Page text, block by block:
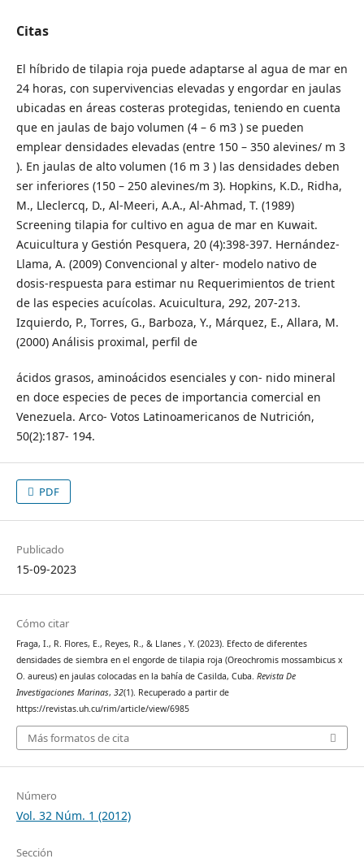
Citas
El híbrido de tilapia roja puede adaptarse al agua de mar en
24 horas, con supervivencias elevadas y engordar en jaulas
ubicadas en áreas costeras protegidas, teniendo en cuenta
que en jaulas de bajo volumen (4 – 6 m3 ) se pueden
emplear densidades elevadas (entre 150 – 350 alevines/ m 3
). En jaulas de alto volumen (16 m 3 ) las densidades deben
ser inferiores (150 – 250 alevines/m 3). Hopkins, K.D., Ridha,
M., Lleclercq, D., Al-Meeri, A.A., Al-Ahmad, T. (1989)
Screening tilapia for cultivo en agua de mar en Kuwait.
Acuicultura y Gestión Pesquera, 20 (4):398-397. Hernández-
Llama, A. (2009) Convencional y alter- modelo nativo de
dosis-respuesta para estimar nu Requerimientos de trient
de las especies acuícolas. Acuicultura, 292, 207-213.
Izquierdo, P., Torres, G., Barboza, Y., Márquez, E., Allara, M.
(2000) Análisis proximal, perfil de
ácidos grasos, aminoácidos esenciales y con- nido mineral
en doce especies de peces de importancia comercial en
Venezuela. Arco- Votos Latinoamericanos de Nutrición,
50(2):187- 194.
PDF
Publicado
15-09-2023
Cómo citar
Fraga, I., R. Flores, E., Reyes, R., & Llanes , Y. (2023). Efecto de diferentes
densidades de siembra en el engorde de tilapia roja (Oreochromis mossambicus x
O. aureus) en jaulas colocadas en la bahía de Casilda, Cuba. Revista De
Investigaciones Marinas, 32(1). Recuperado a partir de
https://revistas.uh.cu/rim/article/view/6985
Más formatos de cita
Número
Vol. 32 Núm. 1 (2012)
Sección